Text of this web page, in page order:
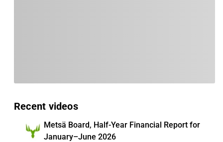
Recent videos
Metsä Board, Half-Year Financial Report for
January–June 2026